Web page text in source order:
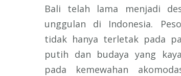
Bali telah lama menjadi
unggulan di Indonesia.
tidak hanya terletak pada
putih dan budaya yang
pada kemewahan